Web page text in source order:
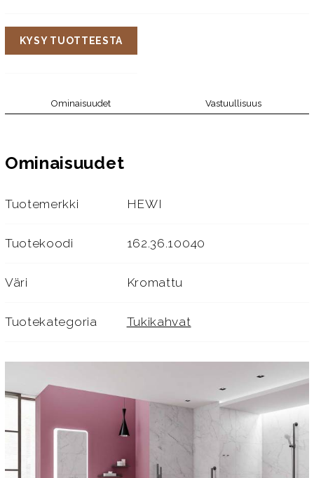
KYSY TUOTTEESTA
Ominaisuudet Vastuullisuus
Ominaisuudet
Tuotemerkki HEWI
Tuotekoodi 162.36.10040
Väri Kromattu
Tuotekategoria Tukikahvat